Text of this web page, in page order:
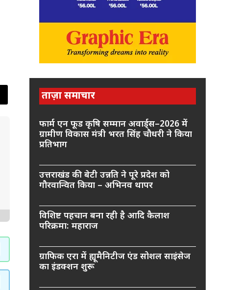
ताज़ा समाचार
फार्म एन फूड कृषि सम्मान अवार्ड्स–2026 में
ग्रामीण विकास मंत्री भरत सिंह चौधरी ने किया
प्रतिभाग
उत्तराखंड की बेटी उन्नति ने पूरे प्रदेश को
गौरवान्वित किया – अभिनव थापर
विशिष्ट पहचान बना रही है आदि कैलाश
परिक्रमा: महाराज
ग्राफिक एरा में ह्यूमैनिटीज एंड सोशल साइंसेज
का इंडक्शन शुरू